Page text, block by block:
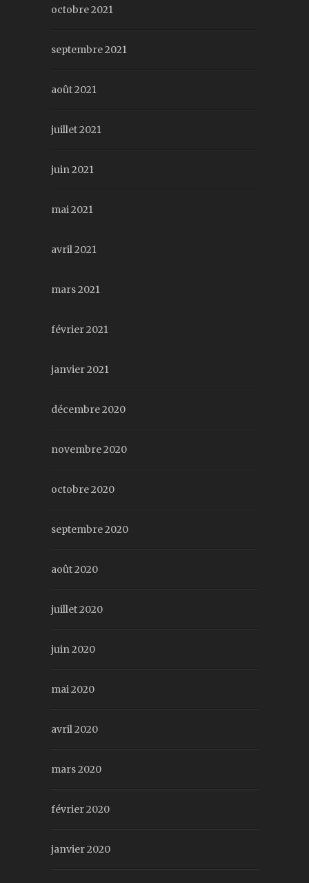
octobre 2021
septembre 2021
août 2021
juillet 2021
juin 2021
mai 2021
avril 2021
mars 2021
février 2021
janvier 2021
décembre 2020
novembre 2020
octobre 2020
septembre 2020
août 2020
juillet 2020
juin 2020
mai 2020
avril 2020
mars 2020
février 2020
janvier 2020